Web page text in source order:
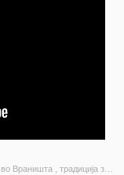
, традиција за Василица